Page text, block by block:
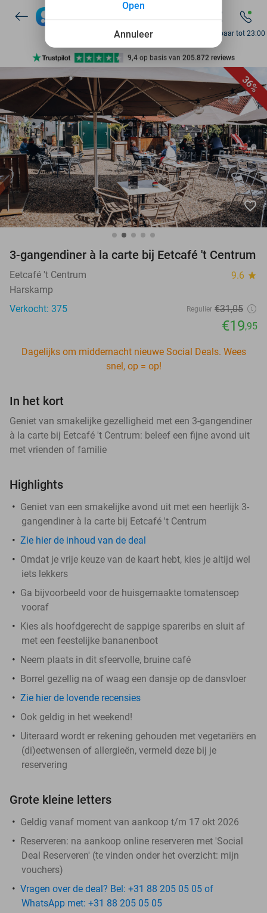
7 dagen per week beschikbaar
10+ miljoen leden
9,4 op basis van 205.872 reviews
7 dagen per week beschikbaar
10+ miljoen leden
Bereikbaar tot 23:00
36%
favorite_border
3-gangendiner à la carte bij Eetcafé 't Centrum
Eetcafé 't Centrum 9.6 star
Harskamp
Verkocht: 375
Regulier €31,05
€19,95
Dagelijks om middernacht nieuwe Social Deals. Wees
snel, op = op!
In het kort
Geniet van smakelijke gezelligheid met een 3-gangendiner
à la carte bij Eetcafé 't Centrum: beleef een fijne avond uit
met vrienden of familie
Highlights
Geniet van een smakelijke avond uit met een heerlijk 3-
gangendiner à la carte bij Eetcafé 't Centrum
Zie hier de inhoud van de deal
Omdat je vrije keuze van de kaart hebt, kies je altijd wel
iets lekkers
Ga bijvoorbeeld voor de huisgemaakte tomatensoep
vooraf
Kies als hoofdgerecht de sappige spareribs en sluit af
met een feestelijke bananenboot
Neem plaats in dit sfeervolle, bruine café
Borrel gezellig na of waag een dansje op de dansvloer
Zie hier de lovende recensies
Ook geldig in het weekend!
Uiteraard wordt er rekening gehouden met vegetariërs en
(di)eetwensen of allergieën, vermeld deze bij je
reservering
Grote kleine letters
Geldig vanaf moment van aankoop t/m 17 okt 2026
Reserveren: na aankoop online reserveren met 'Social
Deal Reserveren' (te vinden onder het overzicht: mijn
vouchers)
Vragen over de deal? Bel: +31 88 205 05 05 of
WhatsApp met: +31 88 205 05 05
Annuleer
Open